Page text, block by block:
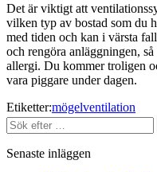
Det är viktigt att
vilken typ av bostad som du
med tiden och kan i värsta
och rengöra anläggningen,
allergi. Du kommer troligen
vara piggare under dagen.
Etiketter:mögelventilation
Sök
efter
…
Senaste inläggen